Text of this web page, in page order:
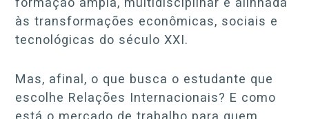
às transformações econômicas, sociais e
tecnológicas do século XXI.
Mas, afinal, o que busca o estudante que
escolhe Relações Internacionais? E como
está o mercado de trabalho para quem